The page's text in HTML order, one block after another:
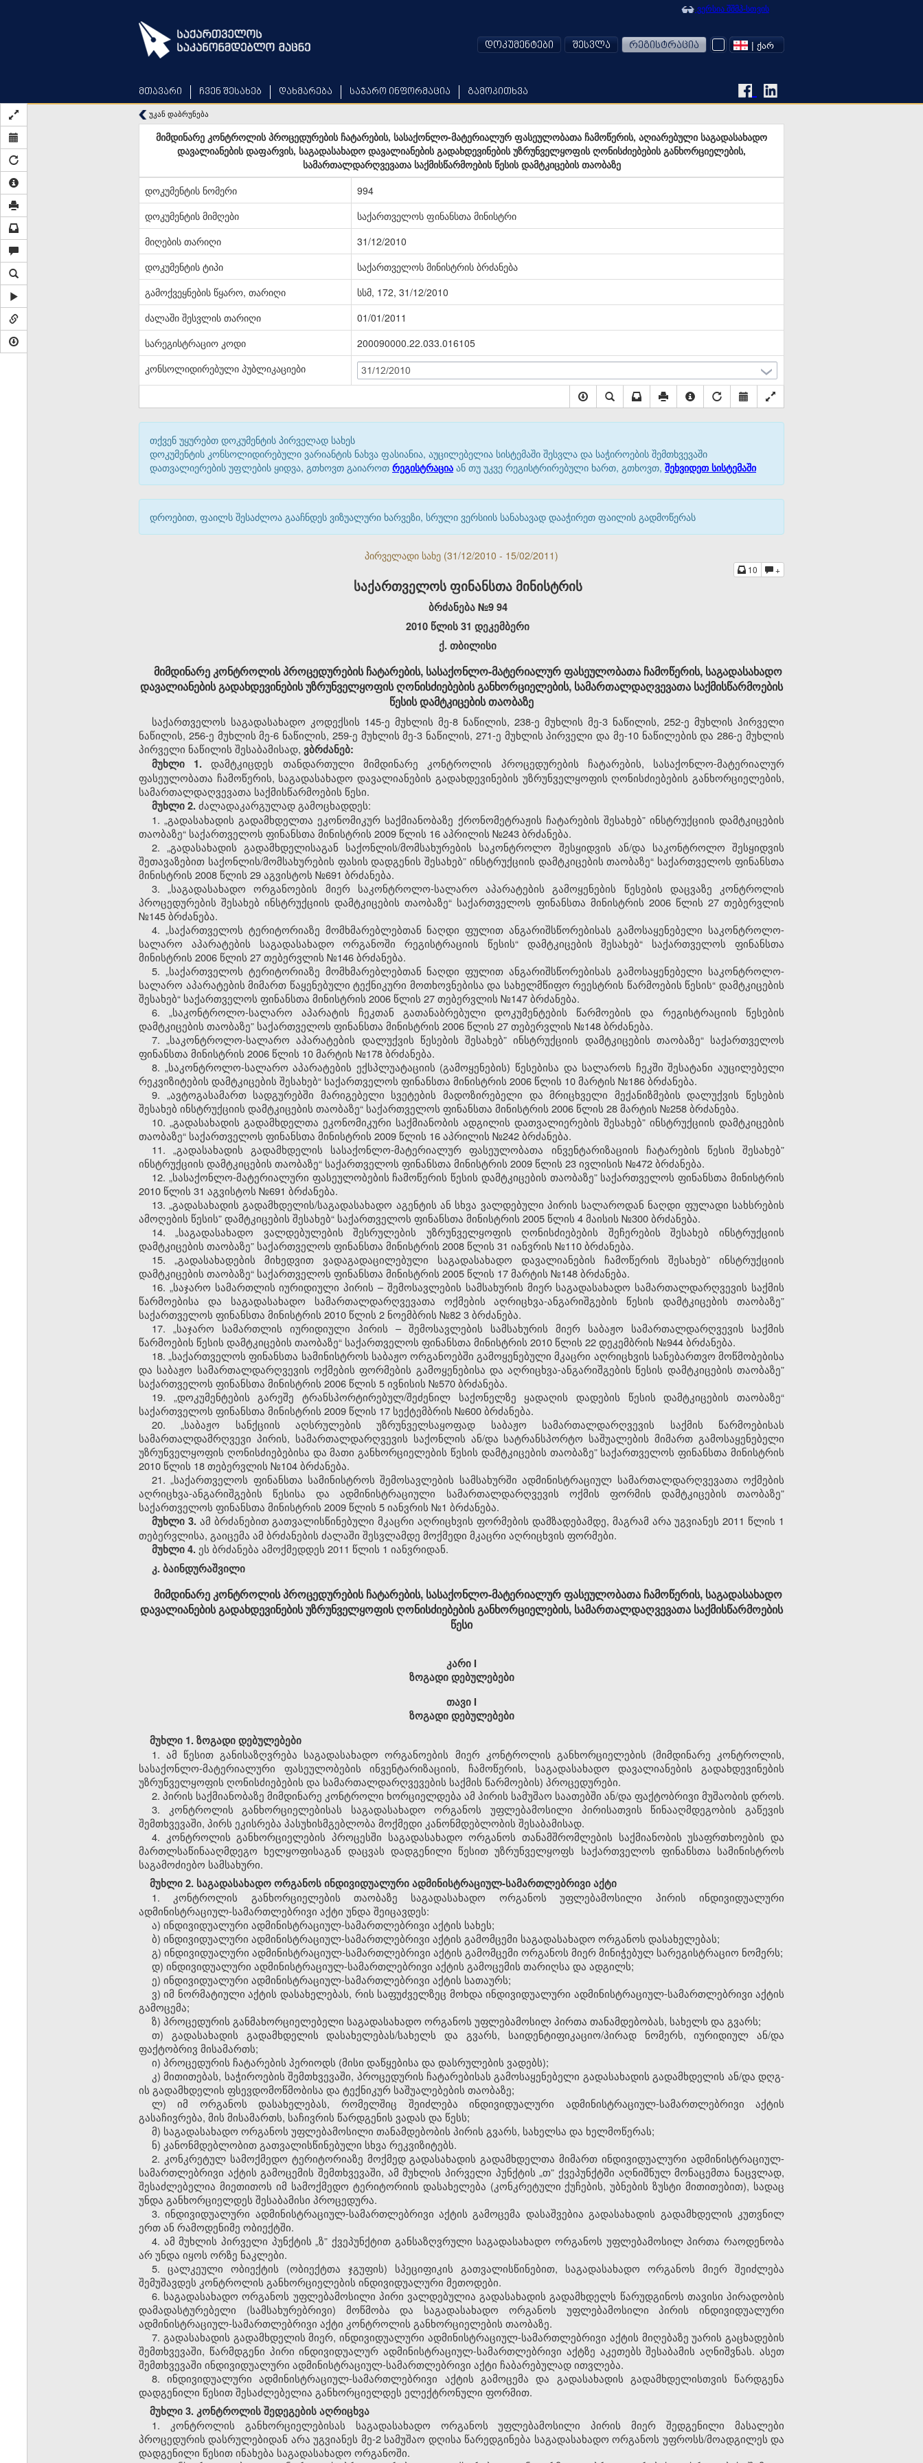
მთავარი ჩვენ შესახებ დახმარება საჯარო ინფორმაცია გამოკითხვა
ვერსია შშმპ-სთვის
დოკუმენტები შესვლა რეგისტრაცია | ᲥᲐᲠ
უკან დაბრუნება
მიმდინარე კონტროლის პროცედურების ჩატარების, სასაქონლო-მატერიალურ ფასეულობათა ჩამოწერის, აღიარებული საგადასახადო
დავალიანების დაფარვის, საგადასახადო დავალიანების გადახდევინების უზრუნველყოფის ღონისძიებების განხორციელების,
სამართალდარღვევათა საქმისწარმოების წესის დამტკიცების თაობაზე
დოკუმენტის ნომერი
994
დოკუმენტის მიმღები
საქართველოს ფინანსთა მინისტრი
მიღების თარიღი
31/12/2010
დოკუმენტის ტიპი
საქართველოს მინისტრის ბრძანება
გამოქვეყნების წყარო, თარიღი
სსმ, 172, 31/12/2010
ძალაში შესვლის თარიღი
01/01/2011
სარეგისტრაციო კოდი
200090000.22.033.016105
კონსოლიდირებული პუბლიკაციები
31/12/2010
თქვენ უყურებთ დოკუმენტის პირველად სახეს
დოკუმენტის კონსოლიდირებული ვარიანტის ნახვა ფასიანია, აუცილებელია სისტემაში შესვლა და საჭიროების შემთხვევაში
დათვალიერების უფლების ყიდვა, გთხოვთ გაიაროთ რეგისტრაცია ან თუ უკვე რეგისტრირებული ხართ, გთხოვთ, შეხვიდეთ სისტემაში
დროებით, ფაილს შესაძლოა გააჩნდეს ვიზუალური ხარვეზი, სრული ვერსიის სანახავად დააჭირეთ ფაილის გადმოწერას
პირველადი სახე (31/12/2010 - 15/02/2011)
10 +
საქართველოს ფინანსთა მინისტრის
ბრძანება №994
2010 წლის 31 დეკემბერი
ქ. თბილისი
მიმდინარე კონტროლის პროცედურების ჩატარების, სასაქონლო-მატერიალურ ფასეულობათა ჩამოწერის, საგადასახადო
დავალიანების გადახდევინების უზრუნველყოფის ღონისძიებების განხორციელების, სამართალდაღვევათა საქმისწარმოების
წესის დამტკიცების თაობაზე
საქართველოს საგადასახადო კოდექსის 145-ე მუხლის მე-8 ნაწილის, 238-ე მუხლის მე-3 ნაწილის, 252-ე მუხლის პირველი
ნაწილის, 256-ე მუხლის მე-6 ნაწილის, 259-ე მუხლის მე-3 ნაწილის, 271-ე მუხლის პირველი და მე-10 ნაწილების და 286-ე მუხლის
პირველი ნაწილის შესაბამისად, ვბრძანებ:
მუხლი 1.
დამტკიცდეს თანდართული მიმდინარე კონტროლის პროცედურების ჩატარების, სასაქონლო-მატერიალურ
ფასეულობათა ჩამოწერის, საგადასახადო დავალიანების გადახდევინების უზრუნველყოფის ღონისძიებების განხორციელების,
სამართალდაღვევათა საქმისწარმოების წესი.
მუხლი 2. ძალადაკარგულად გამოცხადდეს:
1.„გადასახადის გადამხდელთა ეკონომიკურ საქმიანობაზე ქრონომეტრაჟის ჩატარების შესახებ” ინსტრუქციის დამტკიცების
თაობაზე“ საქართველოს ფინანსთა მინისტრის 2009 წლის 16 აპრილის №243 ბრძანება.
2.„გადასახადის გადამხდელისაგან საქონლის/მომსახურების საკონტროლო შესყიდვის ან/და საკონტროლო შესყიდვის
შეთავაზებით საქონლის/მომსახურების ფასის დადგენის შესახებ” ინსტრუქციის დამტკიცების თაობაზე“ საქართველოს ფინანსთა
მინისტრის 2008 წლის 29 აგვისტოს №691 ბრძანება.
3.„საგადასახადო ორგანოების მიერ საკონტროლო-სალარო აპარატების გამოყენების წესების დაცვაზე კონტროლის
პროცედურების შესახებ ინსტრუქციის დამტკიცების თაობაზე“ საქართველოს ფინანსთა მინისტრის 2006 წლის 27 თებერვლის
№145 ბრძანება.
4. „საქართველოს ტერიტორიაზე მომხმარებლებთან ნაღდი ფულით ანგარიშსწორებისას გამოსაყენებელი საკონტროლო-
სალარო აპარატების საგადასახადო ორგანოში რეგისტრაციის წესის“ დამტკიცების შესახებ“ საქართველოს ფინანსთა
მინისტრის 2006 წლის 27 თებერვლის №146 ბრძანება.
5. „საქართველოს ტერიტორიაზე მომხმარებლებთან ნაღდი ფულით ანგარიშსწორებისას გამოსაყენებელი საკონტროლო-
სალარო აპარატების მიმართ წაყენებული ტექნიკური მოთხოვნებისა და სახელმწიფო რეესტრის წარმოების წესის“ დამტკიცების
შესახებ“ საქართველოს ფინანსთა მინისტრის 2006 წლის 27 თებერვლის №147 ბრძანება.
6. „საკონტროლო-სალარო აპარატის ჩეკთან გათანაბრებული დოკუმენტების წარმოების და რეგისტრაციის წესების
დამტკიცების თაობაზე” საქართველოს ფინანსთა მინისტრის 2006 წლის 27 თებერვლის №148 ბრძანება.
7.„საკონტროლო-სალარო აპარატების დალუქვის წესების შესახებ” ინსტრუქციის დამტკიცების თაობაზე“ საქართველოს
ფინანსთა მინისტრის 2006 წლის 10 მარტის №178 ბრძანება.
8. „საკონტროლო-სალარო აპარატების ექსპლუატაციის (გამოყენების) წესებისა და სალაროს ჩეკში შესატანი აუცილებელი
რეკვიზიტების დამტკიცების შესახებ“ საქართველოს ფინანსთა მინისტრის 2006 წლის 10 მარტის №186 ბრძანება.
9. „ავტოგასამართ სადგურებში მარიგებელი სვეტების მადოზირებელი და მრიცხველი მექანიზმების დალუქვის წესების
შესახებ ინსტრუქციის დამტკიცების თაობაზე“ საქართველოს ფინანსთა მინისტრის 2006 წლის 28 მარტის №258 ბრძანება.
10. „გადასახადის გადამხდელთა ეკონომიკური საქმიანობის ადგილის დათვალიერების შესახებ” ინსტრუქციის დამტკიცების
თაობაზე“ საქართველოს ფინანსთა მინისტრის 2009 წლის 16 აპრილის №242 ბრძანება.
11.„გადასახადის გადამხდელის სასაქონლო-მატერიალურ ფასეულობათა ინვენტარიზაციის ჩატარების წესის შესახებ”
ინსტრუქციის დამტკიცების თაობაზე“ საქართველოს ფინანსთა მინისტრის 2009 წლის 23 ივლისის №472 ბრძანება.
12. „სასაქონლო-მატერიალური ფასეულობების ჩამოწერის წესის დამტკიცების თაობაზე” საქართველოს ფინანსთა მინისტრის
2010 წლის 31 აგვისტოს №691 ბრძანება.
13.„გადასახადის გადამხდელის/საგადასახადო აგენტის ან სხვა ვალდებული პირის სალაროდან ნაღდი ფულადი სახსრების
ამოღების წესის” დამტკიცების შესახებ“ საქართველოს ფინანსთა მინისტრის 2005 წლის 4 მაისის №300 ბრძანება.
14.„საგადასახადო ვალდებულების შესრულების უზრუნველყოფის ღონისძიებების შეჩერების შესახებ ინსტრუქციის
დამტკიცების თაობაზე” საქართველოს ფინანსთა მინისტრის 2008 წლის 31 იანვრის №110 ბრძანება.
15. „გადასახადების მიხედვით ვადაგადაცილებული საგადასახადო დავალიანების ჩამოწერის შესახებ” ინსტრუქციის
დამტკიცების თაობაზე“ საქართველოს ფინანსთა მინისტრის 2005 წლის 17 მარტის №148 ბრძანება.
16. „საჯარო სამართლის იურიდიული პირის – შემოსავლების სამსახურის მიერ საგადასახადო სამართალდარღვევის საქმის
წარმოებისა და საგადასახადო სამართალდარღვევათა ოქმების აღრიცხვა-ანგარიშგების წესის დამტკიცების თაობაზე”
საქართველოს ფინანსთა მინისტრის 2010 წლის 2 ნოემბრის №823ბრძანება.
17. „საჯარო სამართლის იურიდიული პირის – შემოსავლების სამსახურის მიერ საბაჟო სამართალდარღვევის საქმის
წარმოების წესის დამტკიცების თაობაზე“ საქართველოს ფინანსთა მინისტრის 2010 წლის 22 დეკემბრის №944 ბრძანება.
18.„საქართველოს ფინანსთა სამინისტროს საბაჟო ორგანოებში გამოყენებული მკაცრი აღრიცხვის სანებართვო მოწმობებისა
და საბაჟო სამართალდარღვევის ოქმების ფორმების გამოყენებისა და აღრიცხვა-ანგარიშგების წესის დამტკიცების თაობაზე”
საქართველოს ფინანსთა მინისტრის 2006 წლის 5 ივნისის №570 ბრძანება.
19. „დოკუმენტების გარეშე ტრანსპორტირებულ/შეძენილ საქონელზე ყადაღის დადების წესის დამტკიცების თაობაზე“
საქართველოს ფინანსთა მინისტრის 2009 წლის 17 სექტემბრის №600 ბრძანება.
20.„საბაჟო სანქციის აღსრულების უზრუნველსაყოფად საბაჟო სამართალდარღვევის საქმის წარმოებისას
სამართალდამრღვევი პირის, სამართალდარღვევის საქონლის ან/და სატრანსპორტო საშუალების მიმართ გამოსაყენებელი
უზრუნველყოფის ღონისძიებებისა და მათი განხორციელების წესის დამტკიცების თაობაზე” საქართველოს ფინანსთა მინისტრის
2010 წლის 18 თებერვლის №104 ბრძანება.
21.„საქართველოს ფინანსთა სამინისტროს შემოსავლების სამსახურში ადმინისტრაციულ სამართალდარღვევათა ოქმების
აღრიცხვა-ანგარიშგების წესისა და ადმინისტრაციული სამართალდარღვევის ოქმის ფორმის დამტკიცების თაობაზე”
საქართველოს ფინანსთა მინისტრის 2009 წლის 5 იანვრის №1 ბრძანება.
მუხლი 3. ამ ბრძანებით გათვალისწინებული მკაცრი აღრიცხვის ფორმების დამზადებამდე, მაგრამ არა უგვიანეს 2011 წლის 1
თებერვლისა, გაიცემა ამ ბრძანების ძალაში შესვლამდე მოქმედი მკაცრი აღრიცხვის ფორმები.
მუხლი 4. ეს ბრძანება ამოქმედდეს 2011 წლის 1 იანვრიდან.
კ. ბაინდურაშვილი
მიმდინარე კონტროლის პროცედურების ჩატარების, სასაქონლო-მატერიალურ ფასეულობათა ჩამოწერის, საგადასახადო
დავალიანების გადახდევინების უზრუნველყოფის ღონისძიებების განხორციელების, სამართალდაღვევათა საქმისწარმოების
წესი
კარი I
ზოგადი დებულებები
თავი I
ზოგადი დებულებები
მუხლი 1. ზოგადიდებულებები
1.ამ წესით განისაზღვრება საგადასახადო ორგანოების მიერ კონტროლის განხორციელების (მიმდინარე კონტროლის,
სასაქონლო-მატერიალური ფასეულობების ინვენტარიზაციის, ჩამოწერის, საგადასახადო დავალიანების
გადახდევინების
უზრუნველყოფის ღონისძიებების და სამართალდარღვევების საქმის წარმოების) პროცედურები.
2. პირის საქმიანობაზე მიმდინარე კონტროლი ხორციელდება ამ პირის სამუშაო საათებში ან/და ფაქტობრივი მუშაობის დროს.
3. კონტროლის განხორციელებისას საგადასახადო ორგანოს უფლებამოსილი პირისათვის წინააღმდეგობის
გაწევის
შემთხვევაში, პირს ეკისრება პასუხისმგებლობა მოქმედი კანონმდებლობის შესაბამისად.
4. კონტროლის განხორციელების პროცესში საგადასახადო ორგანოს თანამშრომლების საქმიანობის უსაფრთხოების და
მართლსაწინააღმდეგო ხელყოფისაგან დაცვას დადგენილი წესით უზრუნველყოფს საქართველოს ფინანსთა სამინისტროს
საგამოძიებო სამსახური.
მუხლი2. საგადასახადოორგანოსინდივიდუალურიადმინისტრაციულ-სამართლებრივიაქტი
1. კონტროლის განხორციელების თაობაზე საგადასახადო ორგანოს უფლებამოსილი პირის
ინდივიდუალური
ადმინისტრაციულ-სამართლებრივი აქტი უნდა შეიცავდეს:
ა) ინდივიდუალური ადმინისტრაციულ-სამართლებრივი აქტის სახეს;
ბ) ინდივიდუალური ადმინისტრაციულ-სამართლებრივი აქტის გამომცემი საგადასახადო ორგანოს დასახელებას;
გ) ინდივიდუალური ადმინისტრაციულ-სამართლებრივი აქტის გამომცემი ორგანოს მიერმინიჭებულ სარეგისტრაციო ნომერს;
დ) ინდივიდუალური ადმინისტრაციულ-სამართლებრივი აქტის გამოცემის თარიღსა და ადგილს;
ე) ინდივიდუალური ადმინისტრაციულ-სამართლებრივი აქტის სათაურს;
ვ)იმ ნორმატიული აქტის დასახელებას, რის საფუძველზეც მოხდა ინდივიდუალური ადმინისტრაციულ-სამართლებრივი აქტის
გამოცემა;
ზ) პროცედურის განმახორციელებელი საგადასახადო ორგანოს უფლებამოსილპირთა თანამდებობას, სახელს და გვარს;
თ) გადასახადის გადამხდელის დასახელებას/სახელს და გვარს, საიდენტიფიკაციო/პირად ნომერს,იურიდიულ ან/და
ფაქტობრივ მისამართს;
ი) პროცედურის ჩატარების პერიოდს (მისი დაწყებისა და დასრულების ვადებს);
კ)მითითებას, საჭიროების შემთხვევაში, პროცედურის ჩატარებისას გამოსაყენებელი გადასახადის გადამხდელის ან/და დღგ-
ის გადამხდელის ფსევდომოწმობისა და ტექნიკურ საშუალებების თაობაზე;
ლ)იმ ორგანოს დასახელებას, რომელშიც შეიძლება ინდივიდუალური ადმინისტრაციულ-სამართლებრივი
აქტის
გასაჩივრება, მის მისამართს, საჩივრის წარდგენის ვადას და წესს;
მ) საგადასახადო ორგანოს უფლებამოსილი თანამდებობის პირის გვარს, სახელსა და ხელმოწერას;
ნ) კანონმდებლობითგათვალისწინებული სხვა რეკვიზიტებს.
2. კონკრეტულ სამოქმედო ტერიტორიაზე მოქმედ გადასახადის გადამხდელთა მიმართ ინდივიდუალური ადმინისტრაციულ-
სამართლებრივი აქტის გამოცემის შემთხვევაში, ამ მუხლის პირველი პუნქტის „თ” ქვეპუნქტში აღნიშნულ მონაცემთა ნაცვლად,
შესაძლებელია მიეთითოს იმ სამოქმედო ტერიტორიის დასახელება (კონკრეტული ქუჩების,უბნების ზუსტი მითითებით), სადაც
უნდა განხორციელდეს შესაბამისი პროცედურა.
3.ინდივიდუალური ადმინისტრაციულ-სამართლებრივი აქტის გამოცემა დასაშვებია გადასახადის გადამხდელის კუთვნილ
ერთან რამოდენიმე ობიექტში.
4. ამ მუხლის პირველი პუნქტის „ზ” ქვეპუნქტით განსაზღვრული საგადასახადო ორგანოს უფლებამოსილ პირთა რაოდენობა
არუნდა იყოს ორზე ნაკლები.
5. ცალკეული ობიექტის (ობიექტთა ჯგუფის) სპეციფიკის გათვალისწინებით, საგადასახადო ორგანოს მიერ შეიძლება
შემუშავდეს კონტროლის განხორციელების ინდივიდუალური მეთოდები.
6. საგადასახადო ორგანოს უფლებამოსილი პირი ვალდებულია გადასახადის გადამხდელს წარუდგინოს თავისი პირადობის
დამადასტურებელი (სამსახურებრივი) მოწმობა და საგადასახადო ორგანოს უფლებამოსილი პირის ინდივიდუალური
ადმინისტრაციულ-სამართლებრივი აქტი კონტროლის განხორციელების თაობაზე.
7. გადასახადის გადამხდელის მიერ,ინდივიდუალური ადმინისტრაციულ-სამართლებრივი აქტის მიღებაზე უარის გაცხადების
შემთხვევაში, წარმდგენი პირი ინდივიდუალურ ადმინისტრაციულ-სამართლებრივი აქტზე აკეთებს შესაბამის აღნიშვნას.ასეთ
შემთხვევაში ინდივიდუალური ადმინისტრაციულ-სამართლებრივი აქტი ჩაბარებულადითვლება.
8.ინდივიდუალური ადმინისტრაციულ-სამართლებრივი აქტის გამოცემა და გადასახადის გადამხდელისთვის წარდგენა
დადგენილი წესითშესაძლებელია განხორციელდეს ელექტრონული ფორმით.
მუხლი3. კონტროლისშედეგებისაღრიცხვა
1. კონტროლის განხორციელებისას საგადასახადო ორგანოს უფლებამოსილი პირის მიერ შედგენილი მასალები
პროცედურის დასრულებიდან არა უგვიანეს მე-2 სამუშაო დღისა წარედგინება საგადასახადო ორგანოს უფროსს/მოადგილეს და
დადგენილი წესით ინახება საგადასახადო ორგანოში.